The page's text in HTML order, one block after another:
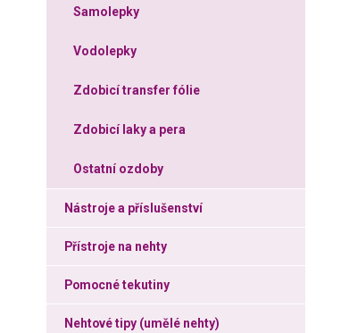
Samolepky
Vodolepky
Zdobicí transfer fólie
Zdobicí laky a pera
Ostatní ozdoby
Nástroje a příslušenství
Přístroje na nehty
Pomocné tekutiny
Nehtové tipy (umělé nehty)